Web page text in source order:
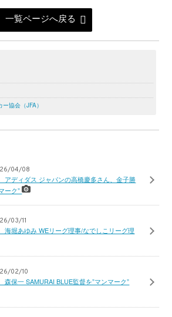
一覧ページへ戻る
協会（JFA）
04/08
アディダス ジャパンの高橋慶多さん、金子勝
ーク”
03/11
海堀あゆみ WEリーグ理事/なでしこリーグ理
02/10
保一 SAMURAI BLUE監督を”マンマーク”